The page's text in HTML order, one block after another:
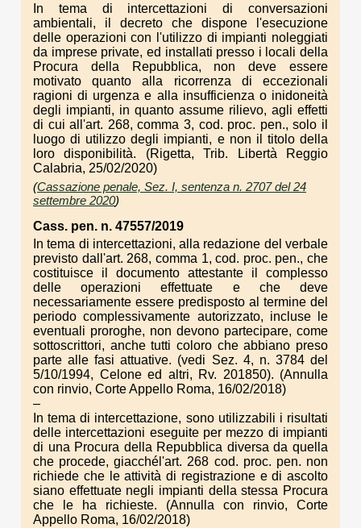
In tema di intercettazioni di conversazioni
ambientali, il decreto che dispone l'esecuzione
delle operazioni con l'utilizzo di impianti noleggiati
da imprese private, ed installati presso i locali della
Procura della Repubblica, non deve essere
motivato quanto alla ricorrenza di eccezionali
ragioni di urgenza e alla insufficienza o inidoneità
degli impianti, in quanto assume rilievo, agli effetti
di cui all'art. 268, comma 3, cod. proc. pen., solo il
luogo di utilizzo degli impianti, e non il titolo della
loro disponibilità. (Rigetta, Trib. Libertà Reggio
Calabria, 25/02/2020)
(Cassazione penale, Sez. I, sentenza n. 2707 del 24
settembre 2020)
Cass. pen. n. 47557/2019
In tema di intercettazioni, alla redazione del verbale
previsto dall'art. 268, comma 1, cod. proc. pen., che
costituisce il documento attestante il complesso
delle operazioni effettuate e che deve
necessariamente essere predisposto al termine del
periodo complessivamente autorizzato, incluse le
eventuali proroghe, non devono partecipare, come
sottoscrittori, anche tutti coloro che abbiano preso
parte alle fasi attuative. (vedi Sez. 4, n. 3784 del
5/10/1994, Celone ed altri, Rv. 201850). (Annulla
con rinvio, Corte Appello Roma, 16/02/2018)
–
In tema di intercettazione, sono utilizzabili i risultati
delle intercettazioni eseguite per mezzo di impianti
di una Procura della Repubblica diversa da quella
che procede, giacchél'art. 268 cod. proc. pen. non
richiede che le attività di registrazione e di ascolto
siano effettuate negli impianti della stessa Procura
che le ha richieste. (Annulla con rinvio, Corte
Appello Roma, 16/02/2018)